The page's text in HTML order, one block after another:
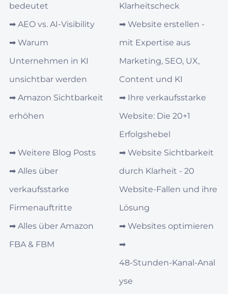
bedeutet
➡︎ AEO vs. AI‑Visibility
➡︎ Warum
Unternehmen in KI
unsichtbar werden
➡︎ Amazon Sichtbarkeit
erhöhen
➡︎ Weitere Blog Posts
➡︎ Alles über
verkaufsstarke
Firmenauftritte
➡︎ Alles über Amazon
FBA & FBM
Klarheitscheck
➡︎ Website erstellen -
mit Expertise aus
Marketing, SEO, UX,
Content und KI
➡︎ Ihre verkaufsstarke
Website: Die 20+1
Erfolgshebel
➡︎ Website Sichtbarkeit
durch Klarheit - 20
Website-Fallen und ihre
Lösung
➡︎ Websites optimieren
➡︎
48‑Stunden‑Kanal‑Anal
yse